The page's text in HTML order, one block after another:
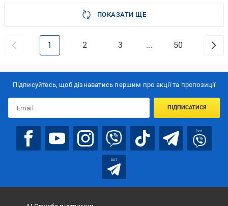
ПОКАЗАТИ ЩЕ
1 2 3 ... 50
Підписуйтесь, щоб дізнаватись першим про акції та пропозиції
ПІДПИСАТИСЯ
bot
bot